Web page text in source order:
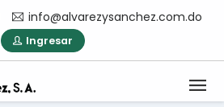
info@alvarezysanchez.com.do
Ingresar